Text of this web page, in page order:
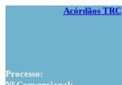
Acórdãos TRC
Processo: